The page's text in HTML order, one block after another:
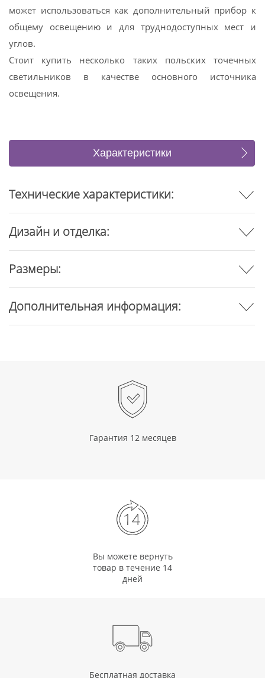
может использоваться как дополнительный прибор к
общему освещению и для труднодоступных мест и
углов.
Стоит купить несколько таких польских точечных
светильников в качестве основного источника
освещения.
Характеристики
Коллекция (4)
Отзывы
Технические характеристики:
Дизайн и отделка:
Размеры:
Дополнительная информация:
Гарантия 12 месяцев
Вы можете вернуть
товар в течение 14
дней
Бесплатная доставка